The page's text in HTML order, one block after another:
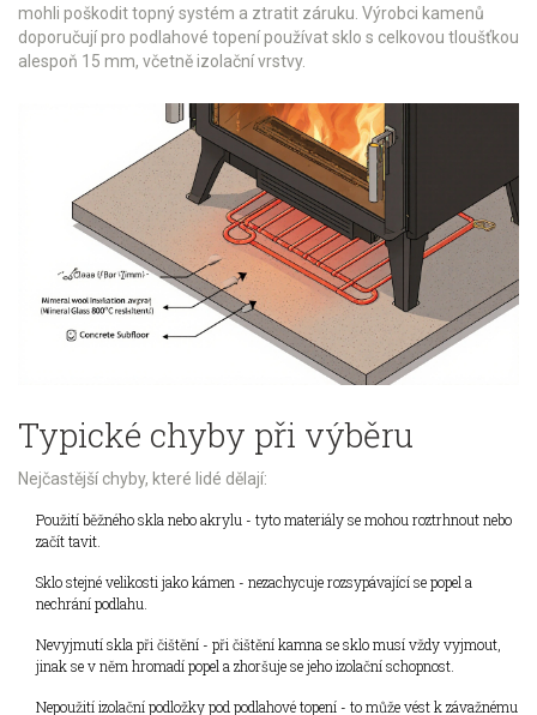
mohli poškodit topný systém a ztratit záruku. Výrobci kamenů
doporučují pro podlahové topení používat sklo s celkovou tloušťkou
alespoň 15 mm, včetně izolační vrstvy.
Typické chyby při výběru
Nejčastější chyby, které lidé dělají:
Použití běžného skla nebo akrylu - tyto materiály se mohou roztrhnout nebo
začít tavit.
Sklo stejné velikosti jako kámen - nezachycuje rozsypávající se popel a
nechrání podlahu.
Nevyjmutí skla při čištění - při čištění kamna se sklo musí vždy vyjmout,
jinak se v něm hromadí popel a zhoršuje se jeho izolační schopnost.
Nepoužití izolační podložky pod podlahové topení - to může vést k závažnému